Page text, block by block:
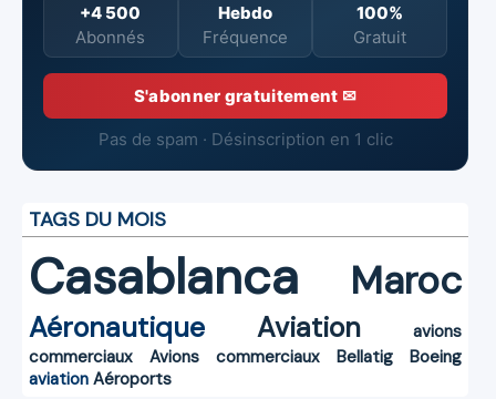
+4 500
Abonnés
Hebdo
Fréquence
100%
Gratuit
S'abonner gratuitement ✉
Pas de spam · Désinscription en 1 clic
TAGS DU MOIS
Casablanca Maroc
Aéronautique Aviation
avions
commerciaux
Avions commerciaux Bellatig
Boeing
aviation Aéroports